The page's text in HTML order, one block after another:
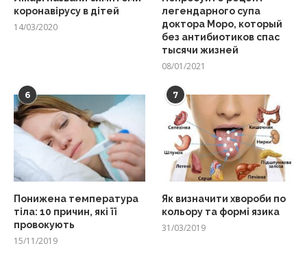
коронавірусу в дітей
14/03/2020
легендарного супа
доктора Моро, который
без антибиотиков спас
тысячи жизней
08/01/2021
6
Понижена температура
тіла: 10 причин, які її
провокують
15/11/2019
7
Як визначити хвороби по
кольору та формі язика
31/03/2019